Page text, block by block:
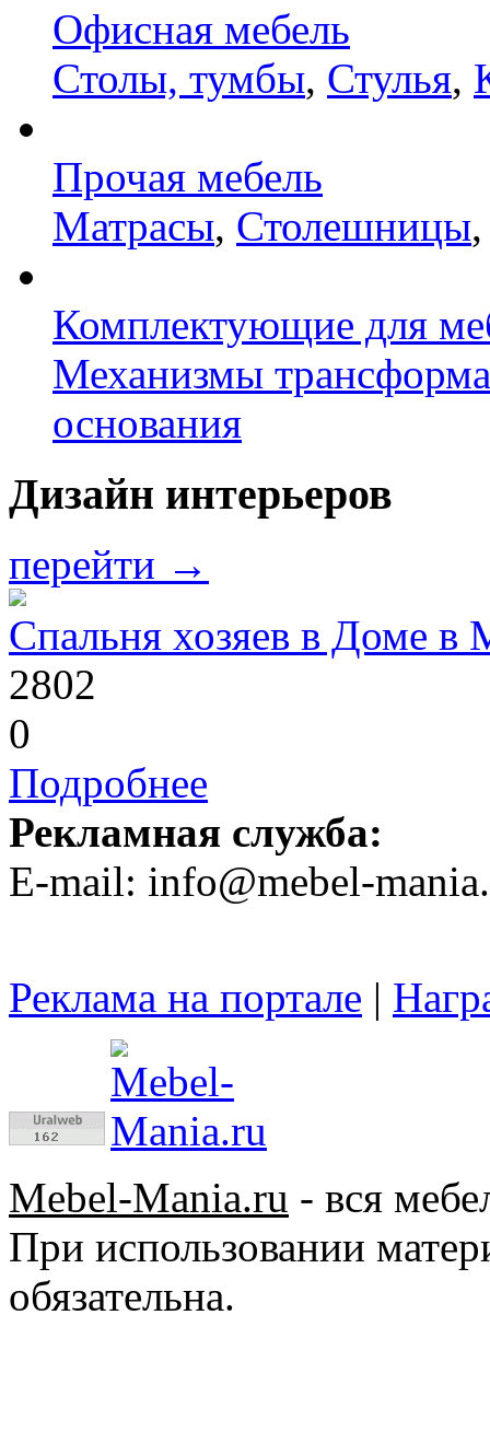
Офисная мебель
Столы, тумбы, Стулья,
Прочая мебель
Матрасы, Столешницы
Комплектующие для
Механизмы
основания
Дизайн интерьеров
перейти →
Спальня хозяев в Доме в
2802
0
Подробнее
Рекламная служба:
E-mail: info@mebel-
Реклама на портале |
Mebel-Mania.ru - вся
При использовании
обязательна.